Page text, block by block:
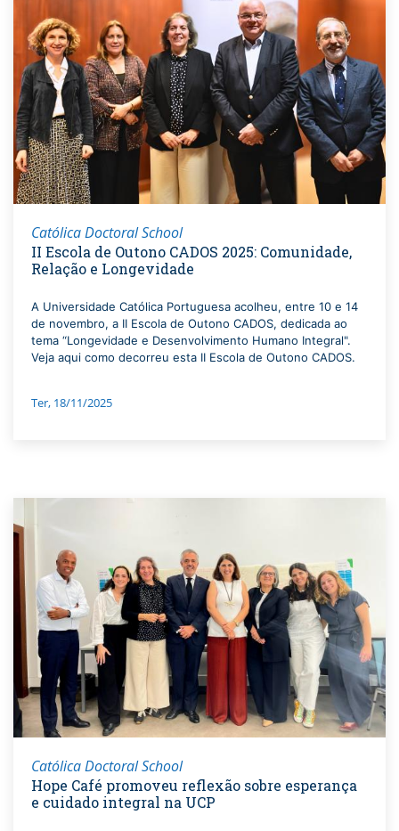
Católica Doctoral School
II Escola de Outono CADOS 2025: Comunidade,
Relação e Longevidade
A Universidade Católica Portuguesa acolheu, entre 10 e 14
de novembro, a II Escola de Outono CADOS, dedicada ao
tema “Longevidade e Desenvolvimento Humano Integral".
Veja aqui como decorreu esta II Escola de Outono CADOS.
Ter, 18/11/2025
Católica Doctoral School
Hope Café promoveu reflexão sobre esperança
e cuidado integral na UCP